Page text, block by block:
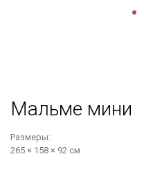
Мальме мини
Размеры:
265 × 158 × 92 см